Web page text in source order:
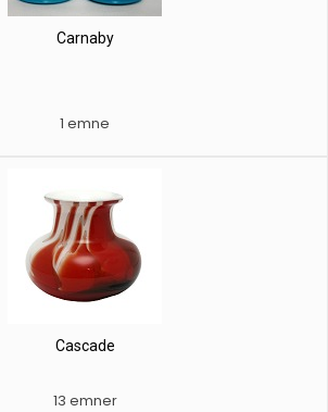
Carnaby
1 emne
Cascade
13 emner